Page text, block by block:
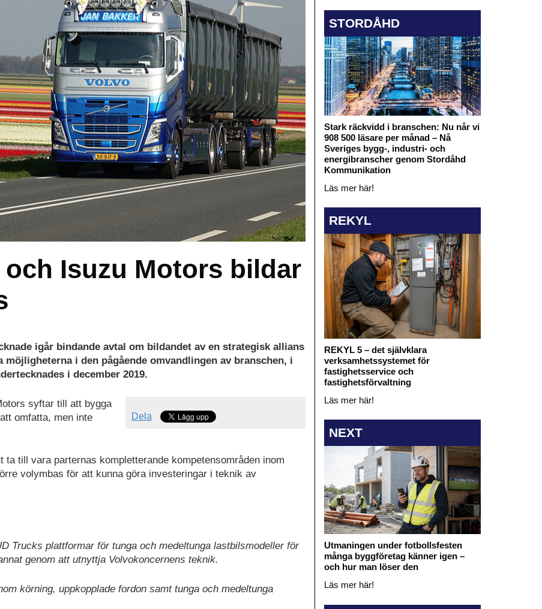
Isuzu Motors bildar
igår bindande avtal om bildandet av en strategisk allians
i den pågående omvandlingen av branschen, i
i december 2019.
Dela
syftar till att bygga
omfatta, men inte
till vara parternas kompletterande kompetensområden inom
volymbas för att kunna göra investeringar i teknik av
Trucks plattformar för tunga och medeltunga lastbilsmodeller för
genom att utnyttja Volvokoncernens teknik.
körning, uppkopplade fordon samt tunga och medeltunga
STORDÅHD
Stark räckvidd i branschen: Nu når vi
908 500 läsare per månad – Nå
Sveriges bygg-, industri- och
energibranscher genom Stordåhd
Kommunikation
Läs mer här!
REKYL
REKYL 5 – det självklara
verksamhetssystemet för
fastighetsservice och
fastighetsförvaltning
Läs mer här!
NEXT
Utmaningen under fotbollsfesten
många byggföretag känner igen –
och hur man löser den
Läs mer här!